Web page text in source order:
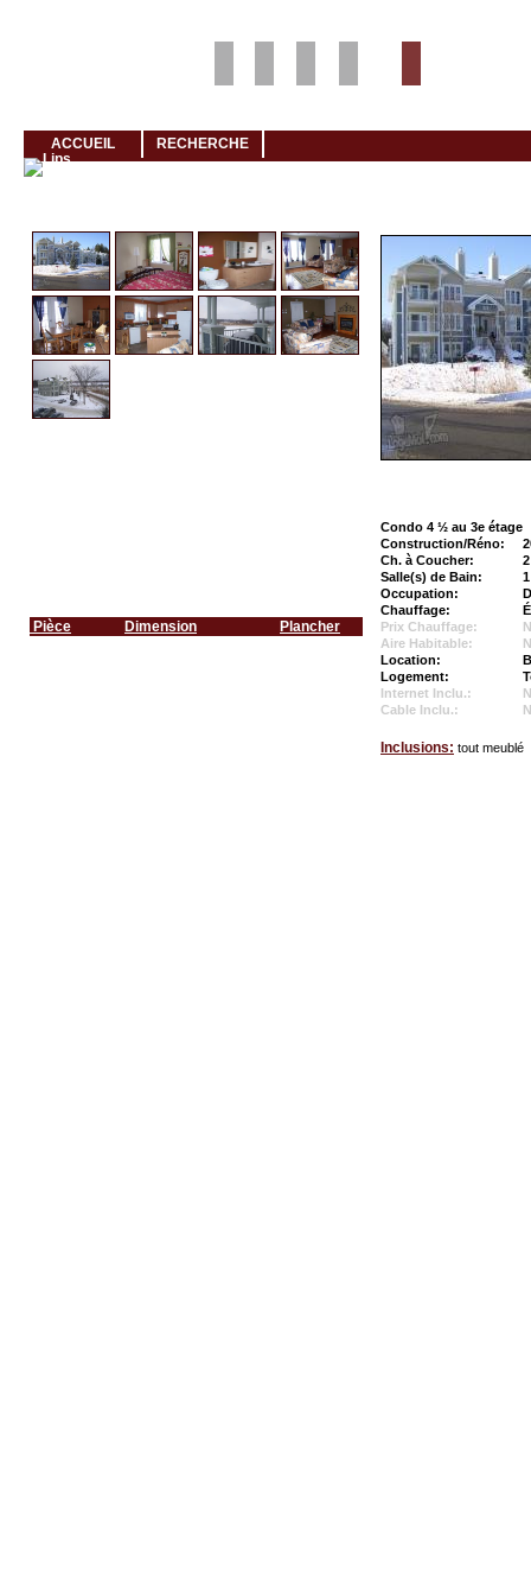
ACCUEIL RECHERCHE
Pièce Dimension Plancher
Condo 4 ½ au 3e étage
Construction/Réno:
Ch. à Coucher:
2
Salle(s) de Bain:
1
Occupation:
Chauffage:
Prix Chauffage:
Aire Habitable:
Location:
Logement:
Internet Inclu.:
Cable Inclu.:
Inclusions: tout meublé